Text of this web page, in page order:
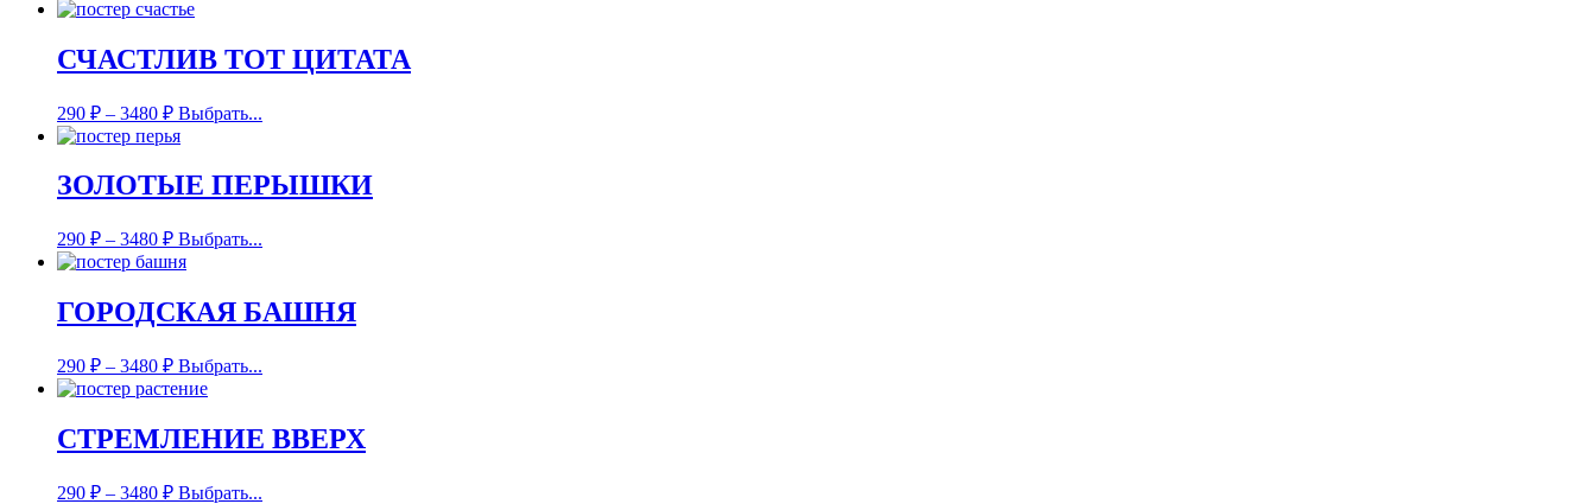
СЧАСТЛИВ ТОТ ЦИТАТА
290 ₽ – 3480 ₽ Выбрать...
ЗОЛОТЫЕ ПЕРЫШКИ
290 ₽ – 3480 ₽ Выбрать...
ГОРОДСКАЯ БАШНЯ
290 ₽ – 3480 ₽ Выбрать...
СТРЕМЛЕНИЕ ВВЕРХ
290 ₽ – 3480 ₽ Выбрать...